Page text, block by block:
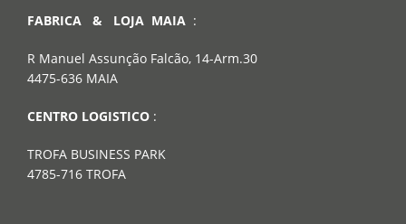
FABRICA & LOJA MAIA :
R Manuel Assunção Falcão, 14-Arm.30
4475-636 MAIA
CENTRO LOGISTICO :
TROFA BUSINESS PARK
4785-716 TROFA